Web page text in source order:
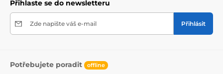
Přihlaste se do newsletteru
Zde napište váš e-mail Přihlásit
Potřebujete poradit offline